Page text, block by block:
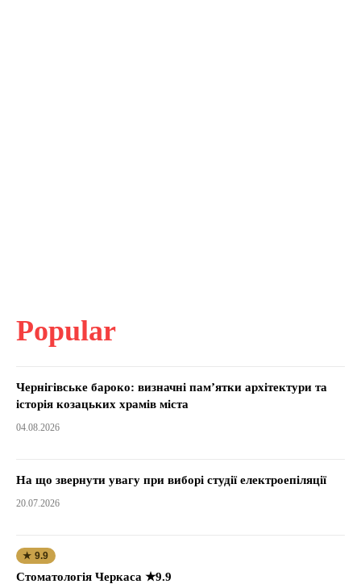
Popular
Чернігівське бароко: визначні пам’ятки архітектури та
історія козацьких храмів міста
04.08.2026
На що звернути увагу при виборі студії електроепіляції
20.07.2026
★ 9.9
Стоматологія Черкаса ★9.9